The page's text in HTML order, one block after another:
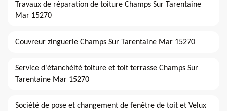
Travaux de réparation de toiture Champs Sur Tarentaine
Mar 15270
Couvreur zinguerie Champs Sur Tarentaine Mar 15270
Service d'étanchéité toiture et toit terrasse Champs Sur
Tarentaine Mar 15270
Société de pose et changement de fenêtre de toit et Velux